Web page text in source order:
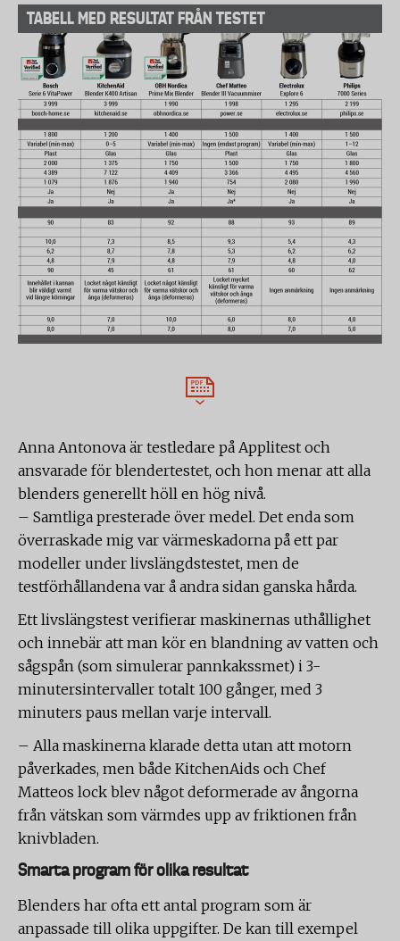
TABELL MED RESULTAT FRÅN TESTET
Anna Antonova är testledare på Applitest och
ansvarade för blendertestet, och hon menar att alla
blenders generellt höll en hög nivå.
– Samtliga presterade över medel. Det enda som
överraskade mig var värmeskadorna på ett par
modeller under livslängdstestet, men de
testförhållandena var å andra sidan ganska hårda.
Ett livslängstest verifierar maskinernas uthållighet
och innebär att man kör en blandning av vatten och
sågspån (som simulerar pannkakssmet) i 3-
minutersintervaller totalt 100 gånger, med 3
minuters paus mellan varje intervall.
– Alla maskinerna klarade detta utan att motorn
påverkades, men både KitchenAids och Chef
Matteos lock blev något deformerade av ångorna
från vätskan som värmdes upp av friktionen från
knivbladen.
Smarta program för olika resultat
Blenders har ofta ett antal program som är
anpassade till olika uppgifter. De kan till exempel